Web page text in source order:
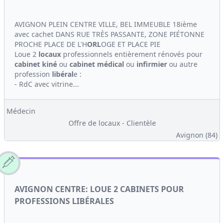
AVIGNON PLEIN CENTRE VILLE, BEL IMMEUBLE 18ième
avec cachet DANS RUE TRÈS PASSANTE, ZONE PIÉTONNE
PROCHE PLACE DE L'HORLOGE ET PLACE PIE
Loue 2 locaux professionnels entièrement rénovés pour
cabinet kiné ou cabinet médical ou infirmier ou autre
profession libérale :
- RdC avec vitrine...
Médecin
Offre de locaux - Clientèle
Avignon (84)
AVIGNON CENTRE: LOUE 2 CABINETS POUR
PROFESSIONS LIBÉRALES